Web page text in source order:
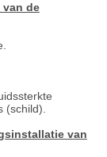
van de
(schild).
van